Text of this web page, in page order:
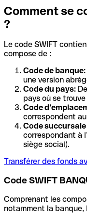
Comment se
?
Le code SWIFT
compose de :
Code de banque:
une version
Code du pays:
pays où se
Code
correspondent
Code succursale
correspondant à
siège social).
Transférer des fonds
Code SWIFT
Comprenant les
notamment la